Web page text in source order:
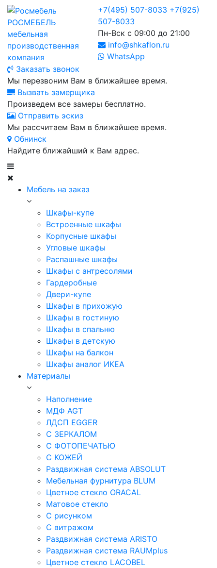
РОСМЕБЕЛЬ
мебельная
производственная
компания
+7(495) 507-8033 +7(925)
507-8033
Пн-Вск с 09:00 до 21:00
info@shkaflon.ru
WhatsApp
Заказать звонок
Мы перезвоним Вам в ближайшее время.
Вызвать замерщика
Произведем все замеры бесплатно.
Отправить эскиз
Мы рассчитаем Вам в ближайшее время.
Обнинск
Найдите ближайший к Вам адрес.
Мебель на заказ
Шкафы-купе
Встроенные шкафы
Корпусные шкафы
Угловые шкафы
Распашные шкафы
Шкафы с антресолями
Гардеробные
Двери-купе
Шкафы в прихожую
Шкафы в гостиную
Шкафы в спальню
Шкафы в детскую
Шкафы на балкон
Шкафы аналог ИКЕА
Материалы
Наполнение
МДФ AGT
ЛДСП EGGER
С ЗЕРКАЛОМ
С ФОТОПЕЧАТЬЮ
С КОЖЕЙ
Раздвижная система ABSOLUT
Мебельная фурнитура BLUM
Цветное стекло ORACAL
Матовое стекло
C рисунком
C витражом
Раздвижная система ARISTO
Раздвижная система RAUMplus
Цветное стекло LACOBEL